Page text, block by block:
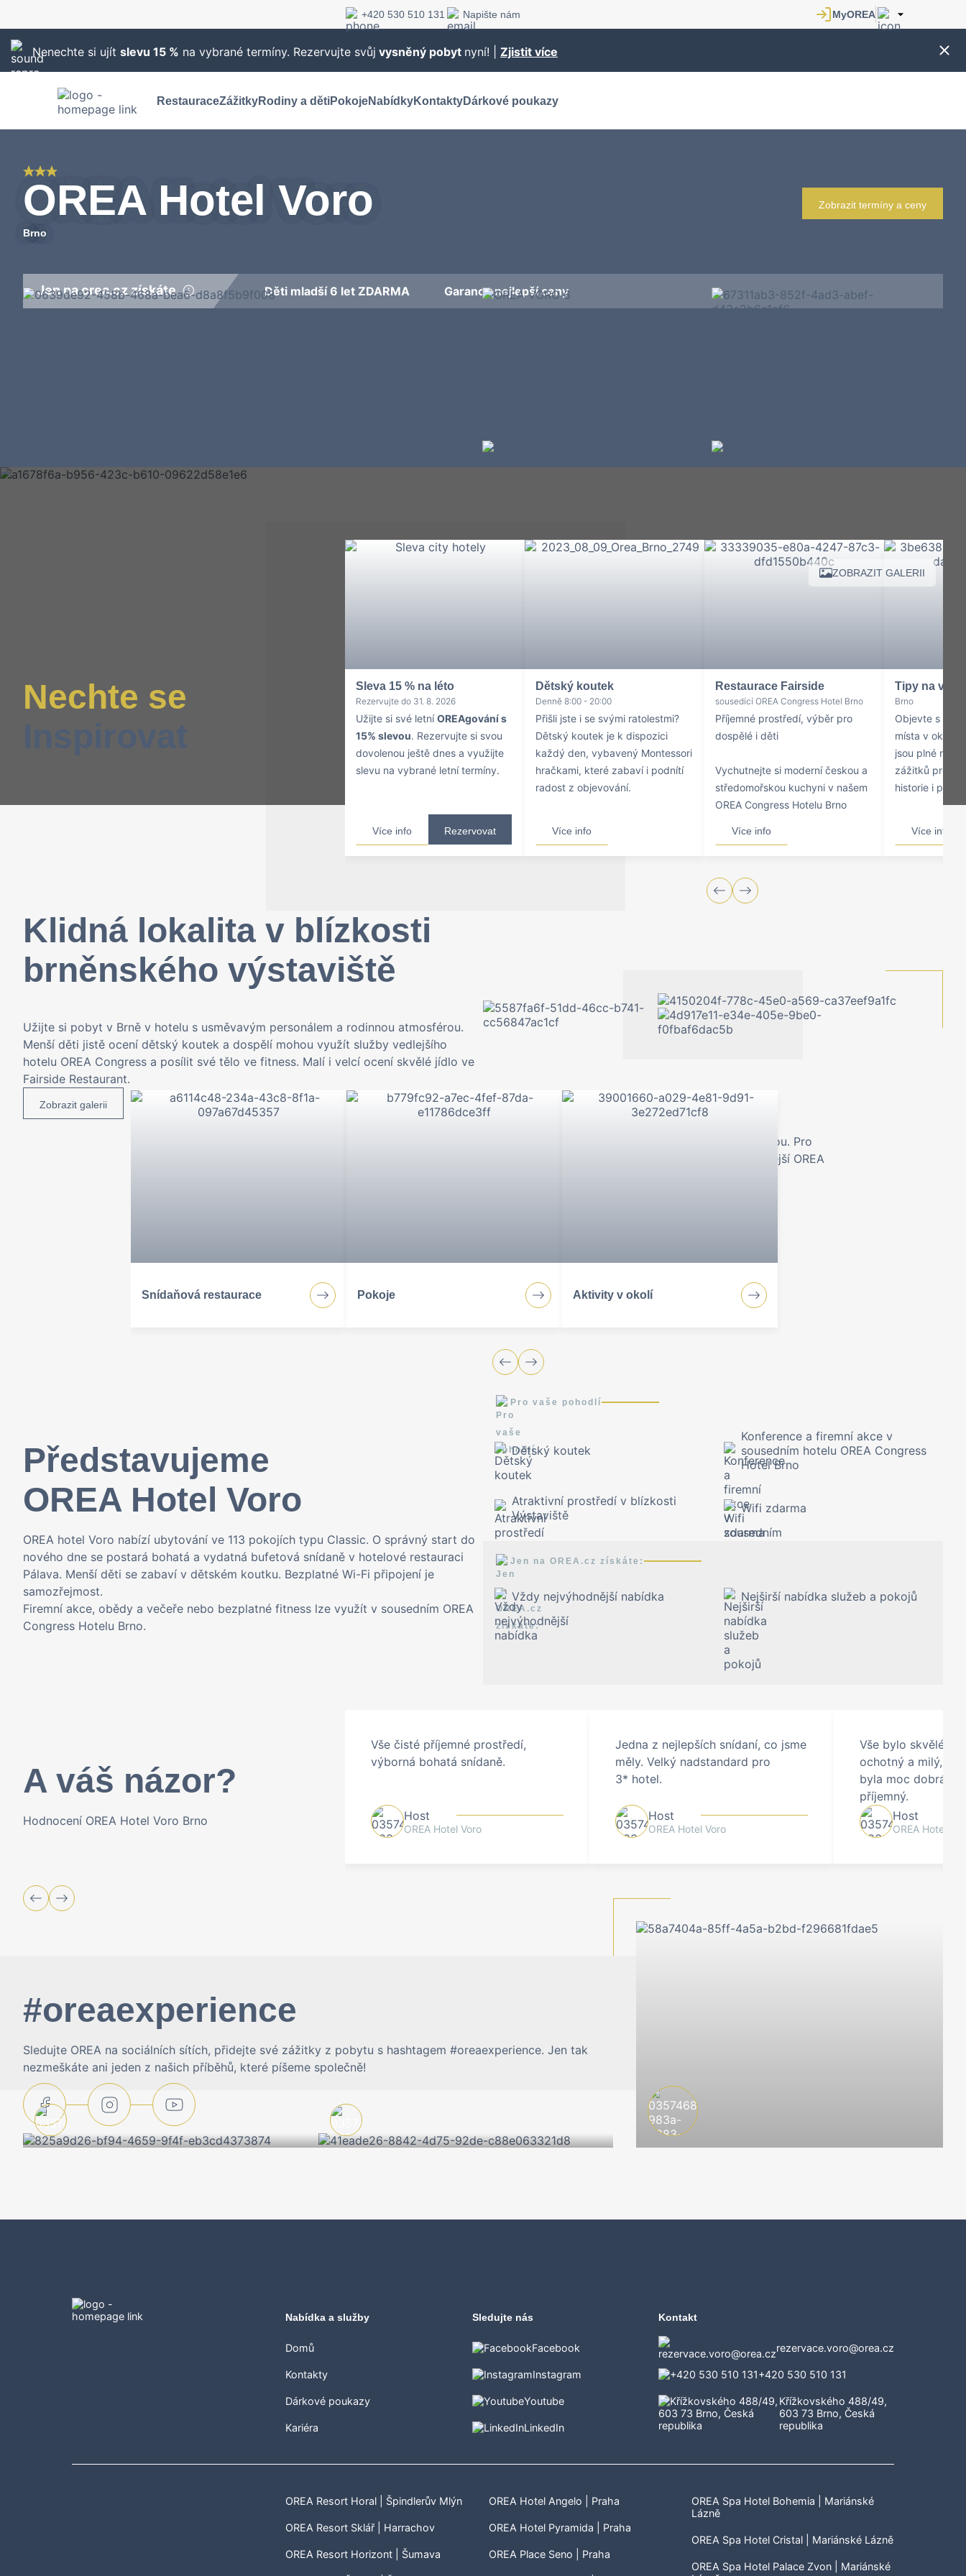
+420 530 510 131 Napište nám
Nenechte si ujít slevu 15 % na vybrané termíny. Rezervujte svůj vysněný pobyt nyní! | Zjistit více
RestauraceZážitkyRodiny a dětiPokojeNabídkyKontaktyDárkové poukazy
OREA Hotel Voro
Brno
Zobrazit termíny a ceny
Jen na orea.cz získáte Děti mladší 6 let ZDARMA Garance nejlepší ceny
ZOBRAZIT GALERII
Nechte se
Sleva 15 % na léto
Rezervujte do 31. 8. 2026
Užijte si své letníOREAgování s
15% slevou. Rezervujte si svou
dovolenou ještě dnes a využijte
slevu na vybrané letní termíny.
Více info Rezervovat
Dětský koutek
Denně 8:00 - 20:00
Přišli jste i se svými ratolestmi?
Dětský koutek je k dispozici
každý den, vybavený Montessori
hračkami, které zabaví i podnítí
radost z objevování.
Více info
Restaurace Fairside
sousedící OREA Congress Hotel Brno
Příjemné prostředí, výběr pro
dospělé i děti
Vychutnejte si moderní českou a
středomořskou kuchyni v našem
OREA Congress Hotelu Brno
Více info
Tipy na
Brno
Objevte s
místa v okolí.
jsou plné
zážitků pro
historie i
Více info
Klidná lokalita v blízkosti
brněnského výstaviště
Užijte si pobyt v Brně v hotelu s usměvavým personálem a rodinnou atmosférou.
Menší děti jistě ocení dětský koutek a dospělí mohou využít služby vedlejšího
hotelu OREA Congress a posílit své tělo ve fitness. Malí i velcí ocení skvělé jídlo ve
Fairside Restaurant.
Zobrazit galerii
Příjemné ubytování pro služební účely i pobyt s rodinou. Pro
naprosté zdokonalení vašeho pobytu navštivte i vedlejší OREA
Snídaňová restaurace Pokoje Aktivity v okolí
Představujeme
OREA Hotel Voro
OREA hotel Voro nabízí ubytování ve 113 pokojích typu Classic. O správný start do
nového dne se postará bohatá a vydatná bufetová snídaně v hotelové restauraci
Pálava. Menší děti se zabaví v dětském koutku. Bezplatné Wi-Fi připojení je
samozřejmost.
Firemní akce, obědy a večeře nebo bezplatné fitness lze využít v sousedním OREA
Congress Hotelu Brno.
Pro vaše pohodlí
Dětský koutek
Konference a firemní akce v
sousedním hotelu OREA Congress
Hotel Brno
Atraktivní prostředí v blízkosti
Výstaviště
Wifi zdarma
Jen na OREA.cz získáte:
Vždy nejvýhodnější nabídka Nejširší nabídka služeb a pokojů
A váš názor?
Hodnocení OREA Hotel Voro Brno
Vše čisté příjemné prostředí,
výborná bohatá snídaně.
Host
OREA Hotel Voro
Jedna z nejlepších snídaní, co jsme
měly. Velký nadstandard pro
3* hotel.
Host
OREA Hotel Voro
Vše bylo skvělé,
ochotný a milý,
byla moc dobrá,
příjemný.
Host
OREA Hotel
#oreaexperience
Sledujte OREA na sociálních sítích, přidejte své zážitky z pobytu s hashtagem #oreaexperience. Jen tak
nezmeškáte ani jeden z našich příběhů, které píšeme společně!
Nabídka a služby
Domů
Kontakty
Dárkové poukazy
Kariéra
Sledujte nás
Facebook
Instagram
Youtube
LinkedIn
Kontakt
rezervace.voro@orea.cz
+420 530 510 131
Křížkovského 488/49,
603 73 Brno, Česká
republika
OREA Resort Horal | Špindlerův Mlýn
OREA Resort Sklář | Harrachov
OREA Resort Horizont | Šumava
OREA Hotel Angelo | Praha
OREA Hotel Pyramida | Praha
OREA Place Seno | Praha
OREA Spa Hotel Bohemia | Mariánské
Lázně
OREA Spa Hotel Cristal | Mariánské Lázně
OREA Spa Hotel Palace Zvon | Mariánské